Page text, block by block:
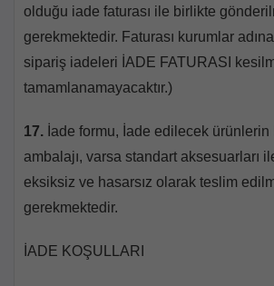
olduğu iade faturası ile birlikte
gerekmektedir. Faturası kurumlar
sipariş iadeleri İADE FATURASI
tamamlanamayacaktır.)
17. İade formu, İade edilecek ürünlerin
ambalajı, varsa standart aksesuarları
eksiksiz ve hasarsız olarak teslim
gerekmektedir.
İADE KOŞULLARI